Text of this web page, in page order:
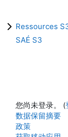
Ressources
SAÉ S3
您尚未登录。 (
‎数据保留摘要‎
政策